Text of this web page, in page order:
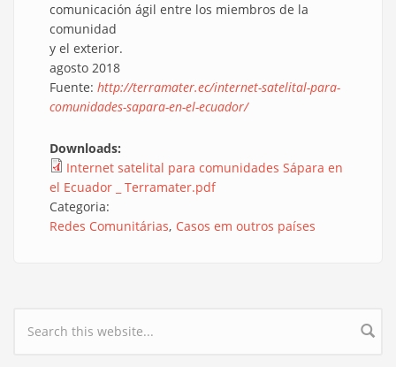
comunicación ágil entre los miembros de la
comunidad
y el exterior.
agosto 2018
Fuente: http://terramater.ec/internet-satelital-para-
comunidades-sapara-en-el-ecuador/
Downloads:
Internet satelital para comunidades Sápara en
el Ecuador _ Terramater.pdf
Categoria:
Redes Comunitárias Casos em outros países
Search form